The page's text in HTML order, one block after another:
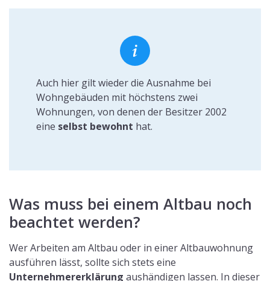
Auch hier gilt wieder die Ausnahme bei
Wohngebäuden mit höchstens zwei
Wohnungen, von denen der Besitzer 2002
eine selbst bewohnt hat.
Was muss bei einem Altbau noch
beachtet werden?
Wer Arbeiten am Altbau oder in einer Altbauwohnung
ausführen lässt, sollte sich stets eine
Unternehmererklärung aushändigen lassen. In dieser